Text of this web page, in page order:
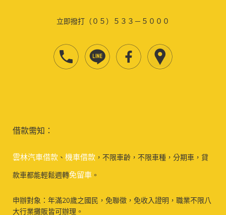
立即撥打（０５）５３３－５０００
借款需知：
雲林汽車借款 、 機車借款 ，不限車齡，不限車種，分期車，貸
款車都能輕鬆週轉免留車 。
申辦對象：年滿20歲之國民，免聯徵，免收入證明，職業不限八
大行業攤販皆可辦理。